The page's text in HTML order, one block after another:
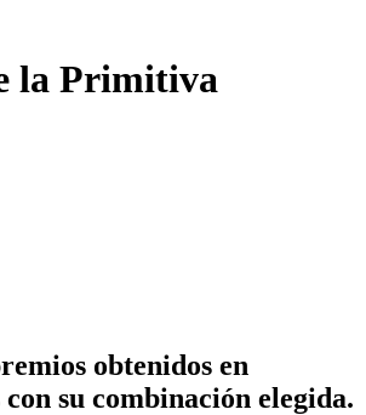
la Primitiva
obtenidos en
su combinación elegida.